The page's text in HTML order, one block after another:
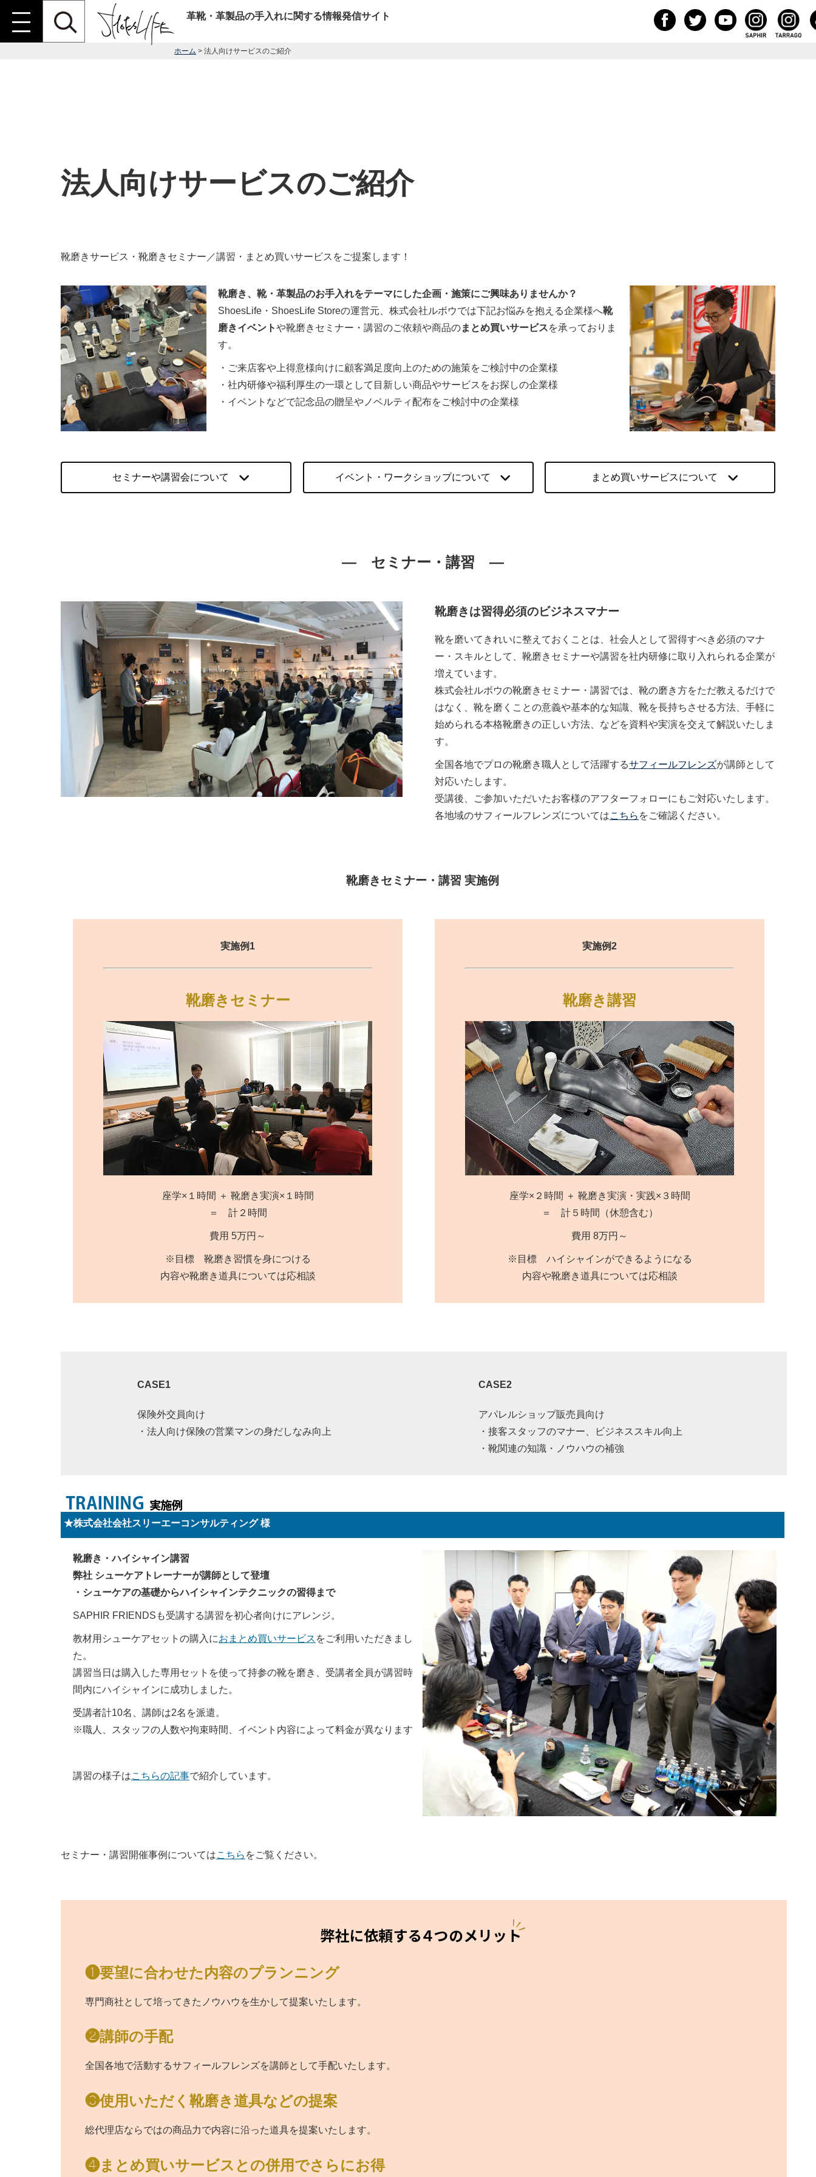
革靴・革製品の手入れに関する情報発信サイト
ホーム > 法人向けサービスのご紹介
法人向けサービスのご紹介
靴磨きサービス・靴磨きセミナー／講習・まとめ買いサービスをご提案します！
靴磨き、靴・革製品のお手入れをテーマにした企画・施策にご興味ありませんか？
ShoesLife・ShoesLife Storeの運営元、株式会社ルボウでは下記お悩みを抱える企業様へ靴
磨きイベントや靴磨きセミナー・講習のご依頼や商品のまとめ買いサービスを承っておりま
す。
・ご来店客や上得意様向けに顧客満足度向上のための施策をご検討中の企業様
・社内研修や福利厚生の一環として目新しい商品やサービスをお探しの企業様
・イベントなどで記念品の贈呈やノベルティ配布をご検討中の企業様
セミナーや講習会について イベント・ワークショップについて まとめ買いサービスについて
― セミナー・講習 ―
靴磨きは習得必須のビジネスマナー
靴を磨いてきれいに整えておくことは、社会人として習得すべき必須のマナ
ー・スキルとして、靴磨きセミナーや講習を社内研修に取り入れられる企業が
増えています。
株式会社ルボウの靴磨きセミナー・講習では、靴の磨き方をただ教えるだけで
はなく、靴を磨くことの意義や基本的な知識、靴を長持ちさせる方法、手軽に
始められる本格靴磨きの正しい方法、などを資料や実演を交えて解説いたしま
す。
全国各地でプロの靴磨き職人として活躍するサフィールフレンズが講師として
対応いたします。
受講後、ご参加いただいたお客様のアフターフォローにもご対応いたします。
各地域のサフィールフレンズについてはこちら をご確認ください。
靴磨きセミナー・講習 実施例
実施例1
靴磨きセミナー
座学×１時間 ＋ 靴磨き実演×１時間
＝ 計２時間
費用 5万円～
※目標 靴磨き習慣を身につける
内容や靴磨き道具については応相談
実施例2
靴磨き講習
座学×２時間 ＋ 靴磨き実演・実践×３時間
＝ 計５時間（休憩含む）
費用 8万円～
※目標 ハイシャインができるようになる
内容や靴磨き道具については応相談
CASE1
保険外交員向け
・法人向け保険の営業マンの身だしなみ向上
CASE2
アパレルショップ販売員向け
・接客スタッフのマナー、ビジネススキル向上
・靴関連の知識・ノウハウの補強
★株式会社会社スリーエーコンサルティング 様
靴磨き・ハイシャイン講習
弊社 シューケアトレーナーが講師として登壇
・シューケアの基礎からハイシャインテクニックの習得まで
SAPHIR FRIENDSも受講する講習を初心者向けにアレンジ。
教材用シューケアセットの購入におまとめ買いサービス をご利用いただきまし
た。
講習当日は購入した専用セットを使って持参の靴を磨き、受講者全員が講習時
間内にハイシャインに成功しました。
受講者計10名、講師は2名を派遣。
※職人、スタッフの人数や拘束時間、イベント内容によって料金が異なります
講習の様子はこちらの記事で紹介しています。
セミナー・講習開催事例についてはこちら をご覧ください。
❶要望に合わせた内容のプランニング
専門商社として培ってきたノウハウを生かして提案いたします。
❷講師の手配
全国各地で活動するサフィールフレンズを講師として手配いたします。
❸使用いただく靴磨き道具などの提案
総代理店ならではの商品力で内容に沿った道具を提案いたします。
❹まとめ買いサービスとの併用でさらにお得